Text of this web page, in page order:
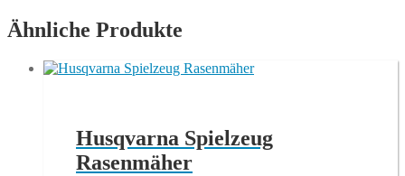
Ähnliche Produkte
Husqvarna Spielzeug
Rasenmäher